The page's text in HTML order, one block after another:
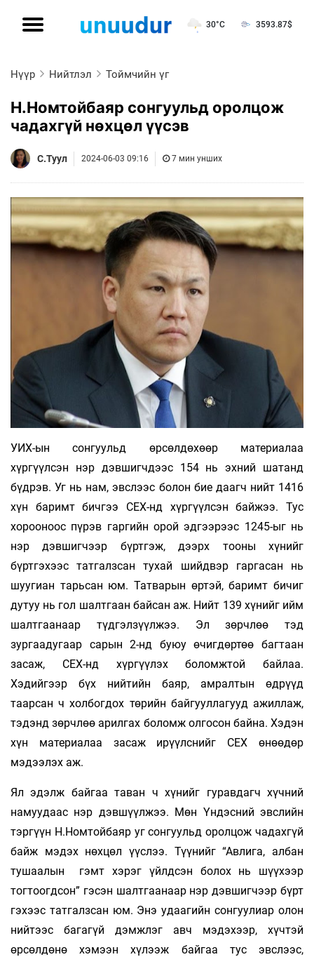
30°C 3593.87$
Нүүр Нийтлэл Тоймчийн үг
Н.Номтойбаяр сонгуульд оролцож
чадахгүй нөхцөл үүсэв
С.Туул 2024-06-03 09:16 7 мин унших
УИХ-ын сонгуульд өрсөлдөхөөр материалаа
хүргүүлсэн нэр дэвшигчдээс 154 нь эхний шатанд
бүдрэв. Уг нь нам, эвслээс болон бие даагч нийт 1416
хүн баримт бичгээ СЕХ-нд хүргүүлсэн байжээ. Тус
хорооноос пүрэв гаргийн орой эдгээрээс 1245-ыг нь
нэр дэвшигчээр бүртгэж, дээрх тооны хүнийг
бүртгэхээс татгалзсан тухай шийдвэр гаргасан нь
шуугиан тарьсан юм. Татварын өртэй, баримт бичиг
дутуу нь гол шалтгаан байсан аж. Нийт 139 хүнийг ийм
шалтгаанаар түдгэлзүүлжээ. Эл зөрчлөө тэд
зургаадугаар сарын 2-нд буюу өчигдөртөө багтаан
засаж, СЕХ-нд хүргүүлэх боломжтой байлаа.
Хэдийгээр бүх нийтийн баяр, амралтын өдрүүд
таарсан ч холбогдох төрийн байгууллагууд ажиллаж,
тэдэнд зөрчлөө арилгах боломж олгосон байна. Хэдэн
хүн материалаа засаж ирүүлснийг СЕХ өнөөдөр
мэдээлэх аж.
Ял эдэлж байгаа таван ч хүнийг гуравдагч хүчний
намуудаас нэр дэвшүүлжээ. Мөн Үндэсний эвслийн
тэргүүн Н.Номтойбаяр уг сонгуульд оролцож чадахгүй
байж мэдэх нөхцөл үүслээ. Түүнийг “Авлига, албан
тушаалын гэмт хэрэг үйлдсэн болох нь шүүхээр
тогтоогдсон” гэсэн шалтгаанаар нэр дэвшигчээр бүрт
гэхээс татгалзсан юм. Энэ удаагийн сонгуулиар олон
нийтээс багагүй дэмжлэг авч мэдэхээр, хүчтэй
өрсөлдөнө хэмээн хүлээж байгаа тус эвслээс,